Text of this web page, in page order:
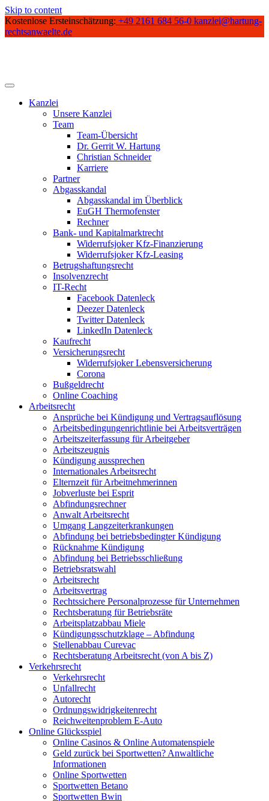
Skip to content
Kostenlose Ersteinschätzung: +49 2161 684 56-0 kanzlei@hartung-
rechtsanwaelte.de
Kanzlei
Unsere Kanzlei
Team
Team-Übersicht
Dr. Gerrit W. Hartung
Christian Schneider
Karriere
Partner
Abgasskandal
Abgasskandal im Überblick
EuGH Thermofenster
Rechner
Bank- und Kapitalmarktrecht
Widerrufsjoker Kfz-Finanzierung
Widerrufsjoker Kfz-Leasing
Betrugshaftungsrecht
Insolvenzrecht
IT-Recht
Facebook Datenleck
Deezer Datenleck
Twitter Datenleck
LinkedIn Datenleck
Kaufrecht
Versicherungsrecht
Widerrufsjoker Lebensversicherung
Corona
Bußgeldrecht
Online Coaching
Arbeitsrecht
Ansprüche bei Kündigung und Vertragsauflösung
Arbeitsbedingungenrichtlinie bei Arbeitsverträgen
Arbeitszeiterfassung für Arbeitgeber
Arbeitszeugnis
Kündigung aussprechen
Internationales Arbeitsrecht
Elternzeit für Arbeitnehmerinnen
Jobverluste bei Esprit
Abfindungsrechner
Anwalt Arbeitsrecht
Umgang Langzeiterkrankungen
Abfindung bei betriebsbedingter Kündigung
Rücknahme Kündigung
Abfindung bei Betriebsschließung
Betriebsratswahl
Arbeitsrecht
Arbeitsvertrag
Rechtssichere Personalprozesse für Unternehmen
Rechtsberatung für Betriebsräte
Arbeitsplatzabbau Miele
Kündigungsschutzklage – Abfindung
Stellenabbau Curevac
Rechtsberatung Arbeitsrecht (von A bis Z)
Verkehrsrecht
Verkehrsrecht
Unfallrecht
Autorecht
Ordnungswidrigkeitenrecht
Reichweitenproblem E-Auto
Online Glücksspiel
Online Casinos & Online Automatenspiele
Geld zurück bei Sportwetten? Anwaltliche
Informationen
Online Sportwetten
Sportwetten Betano
Sportwetten Bwin